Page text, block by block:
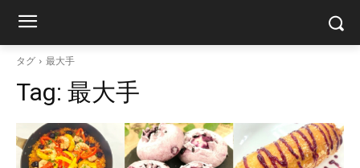
タグ 最大手
Tag: 最大手